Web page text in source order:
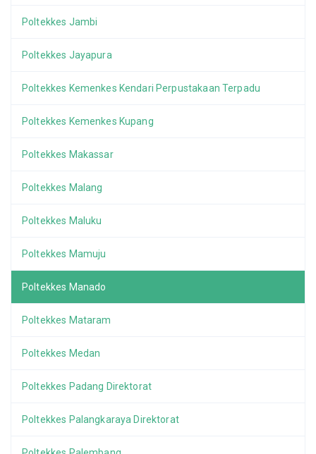
Poltekkes Jambi
Poltekkes Jayapura
Poltekkes Kemenkes Kendari Perpustakaan Terpadu
Poltekkes Kemenkes Kupang
Poltekkes Makassar
Poltekkes Malang
Poltekkes Maluku
Poltekkes Mamuju
Poltekkes Manado
Poltekkes Mataram
Poltekkes Medan
Poltekkes Padang Direktorat
Poltekkes Palangkaraya Direktorat